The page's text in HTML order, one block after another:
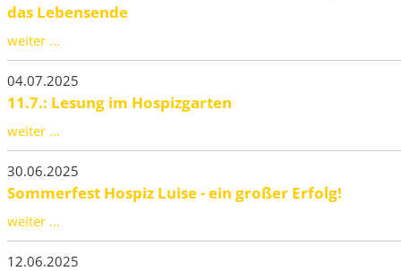
das Lebensende
weiter ...
04.07.2025
11.7.: Lesung im Hospizgarten
weiter ...
30.06.2025
Sommerfest Hospiz Luise - ein großer Erfolg!
weiter ...
12.06.2025